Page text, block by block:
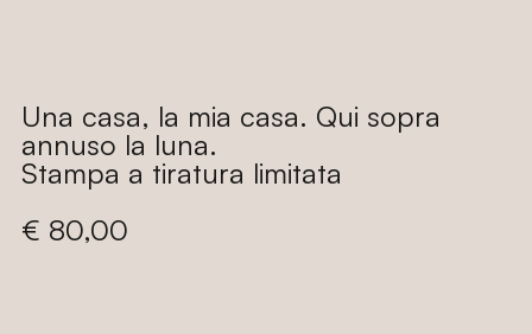
Una casa, la mia casa. Qui sopra
annuso la luna.
Stampa a tiratura limitata
Prezzo
€ 80,00